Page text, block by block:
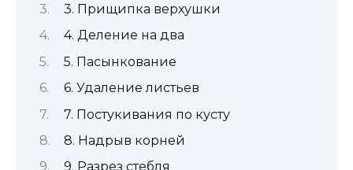
3. Прищипка верхушки
4. Деление на два
5. Пасынкование
6. Удаление листьев
7. Постукивания по кусту
8. Надрыв корней
9. Разрез стебля